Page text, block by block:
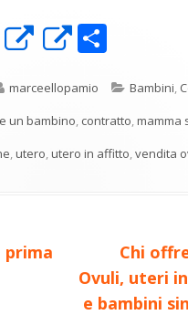
Apre
una
nuova
finestra
Apre
una
nuova
finestra
n
di
vi
Autore
marceellopamio Categorie
Bambini,
un bambino, contratto,mamma
,utero,utero in affitto,vendita
prima
Nuovo
articolo:
Chi
Ovuli, uteri
e bambini